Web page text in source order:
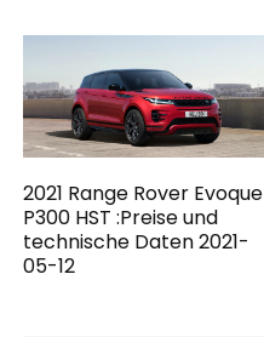
2021 Range Rover Evoque
P300 HST :Preise und
technische Daten 2021-
05-12